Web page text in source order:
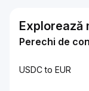
Explorează
Perechi de
USDC to EUR